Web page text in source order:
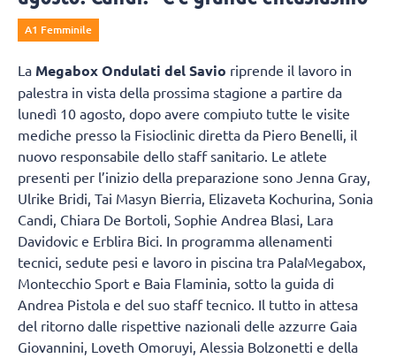
A1 Femminile
La Megabox Ondulati del Savio riprende il lavoro in
palestra in vista della prossima stagione a partire da
lunedì 10 agosto, dopo avere compiuto tutte le visite
mediche presso la Fisioclinic diretta da Piero Benelli, il
nuovo responsabile dello staff sanitario. Le atlete
presenti per l’inizio della preparazione sono Jenna Gray,
Ulrike Bridi, Tai Masyn Bierria, Elizaveta Kochurina, Sonia
Candi, Chiara De Bortoli, Sophie Andrea Blasi, Lara
Davidovic e Erblira Bici. In programma allenamenti
tecnici, sedute pesi e lavoro in piscina tra PalaMegabox,
Montecchio Sport e Baia Flaminia, sotto la guida di
Andrea Pistola e del suo staff tecnico. Il tutto in attesa
del ritorno dalle rispettive nazionali delle azzurre Gaia
Giovannini, Loveth Omoruyi, Alessia Bolzonetti e della